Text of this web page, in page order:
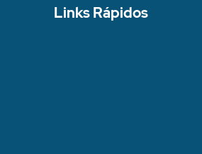
Links Rápidos